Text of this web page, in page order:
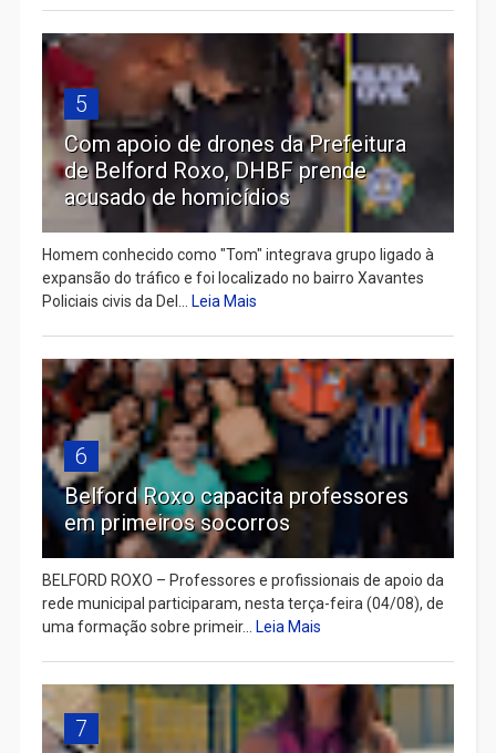
5
Com apoio de drones da Prefeitura
de Belford Roxo, DHBF prende
acusado de homicídios
Homem conhecido como "Tom" integrava grupo ligado à
expansão do tráfico e foi localizado no bairro Xavantes
Policiais civis da Del...
Leia Mais
6
Belford Roxo capacita professores
em primeiros socorros
BELFORD ROXO – Professores e profissionais de apoio da
rede municipal participaram, nesta terça-feira (04/08), de
uma formação sobre primeir...
Leia Mais
7